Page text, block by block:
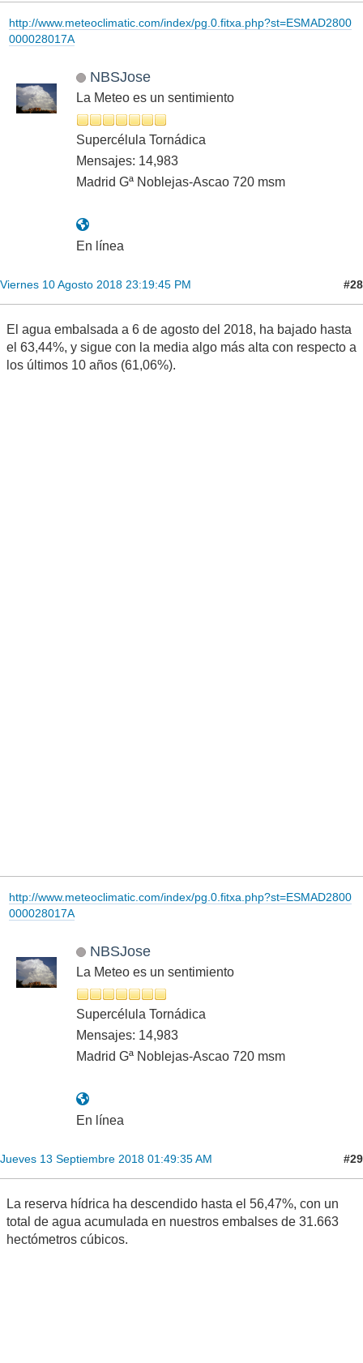
http://www.meteoclimatic.com/index/pg.0.fitxa.php?st=ESMAD2800
000028017A
NBSJose
La Meteo es un sentimiento
Supercélula Tornádica
Mensajes: 14,983
Madrid Gª Noblejas-Ascao 720 msm
En línea
Viernes 10 Agosto 2018 23:19:45 PM #28
El agua embalsada a 6 de agosto del 2018, ha bajado hasta
el 63,44%, y sigue con la media algo más alta con respecto a
los últimos 10 años (61,06%).
http://www.meteoclimatic.com/index/pg.0.fitxa.php?st=ESMAD2800
000028017A
NBSJose
La Meteo es un sentimiento
Supercélula Tornádica
Mensajes: 14,983
Madrid Gª Noblejas-Ascao 720 msm
En línea
Jueves 13 Septiembre 2018 01:49:35 AM #29
La reserva hídrica ha descendido hasta el 56,47%, con un
total de agua acumulada en nuestros embalses de 31.663
hectómetros cúbicos.